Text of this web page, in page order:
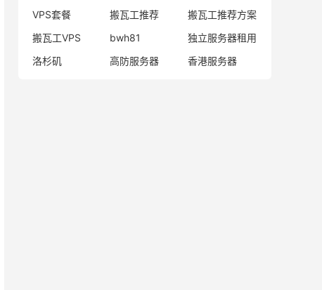
VPS套餐
搬瓦工推荐
搬瓦工推荐方案
搬瓦工VPS
bwh81
独立服务器租用
洛杉矶
高防服务器 香港服务器